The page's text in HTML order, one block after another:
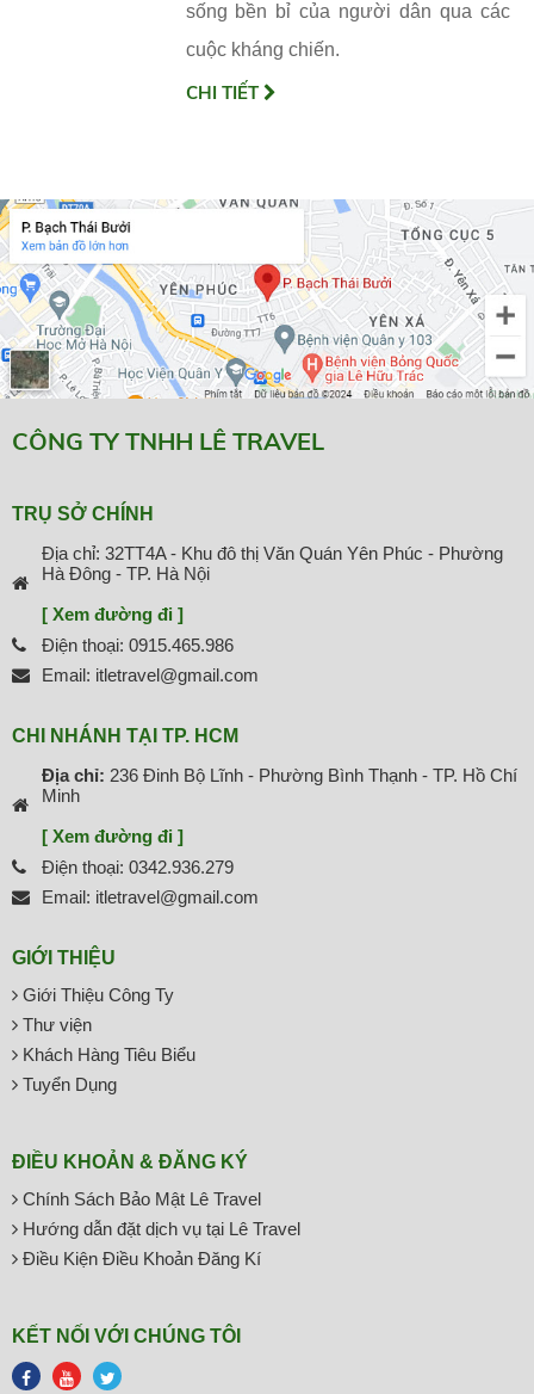
sống bền bỉ của người dân qua các
cuộc kháng chiến.
CHI TIẾT
CÔNG TY TNHH LÊ TRAVEL
TRỤ SỞ CHÍNH
Địa chỉ: 32TT4A - Khu đô thị Văn Quán Yên Phúc - Phường
Hà Đông - TP. Hà Nội
[ Xem đường đi ]
Điện thoại: 0915.465.986
Email: itletravel@gmail.com
CHI NHÁNH TẠI TP. HCM
Địa chỉ: 236 Đinh Bộ Lĩnh - Phường Bình Thạnh - TP. Hồ Chí
Minh
[ Xem đường đi ]
Điện thoại: 0342.936.279
Email: itletravel@gmail.com
GIỚI THIỆU
Giới Thiệu Công Ty
Thư viện
Khách Hàng Tiêu Biểu
Tuyển Dụng
ĐIỀU KHOẢN & ĐĂNG KÝ
Chính Sách Bảo Mật Lê Travel
Hướng dẫn đặt dịch vụ tại Lê Travel
Điều Kiện Điều Khoản Đăng Kí
KẾT NỐI VỚI CHÚNG TÔI